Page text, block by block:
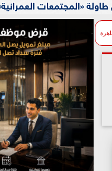
وكيل